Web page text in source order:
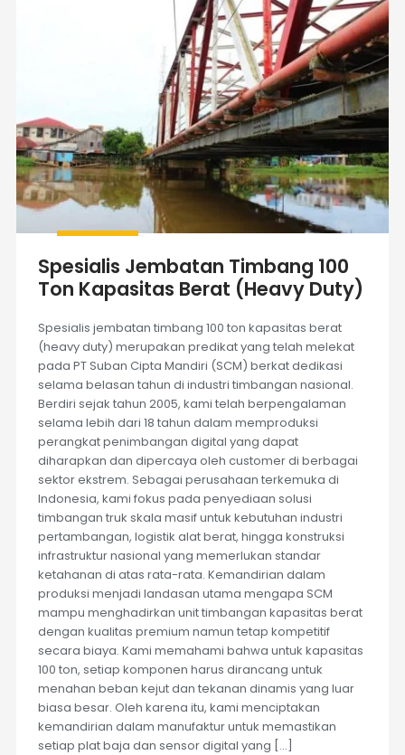
Spesialis Jembatan Timbang 100
Ton Kapasitas Berat (Heavy Duty)
Spesialis jembatan timbang 100 ton kapasitas berat
(heavy duty) merupakan predikat yang telah melekat
pada PT Suban Cipta Mandiri (SCM) berkat dedikasi
selama belasan tahun di industri timbangan nasional.
Berdiri sejak tahun 2005, kami telah berpengalaman
selama lebih dari 18 tahun dalam memproduksi
perangkat penimbangan digital yang dapat
diharapkan dan dipercaya oleh customer di berbagai
sektor ekstrem. Sebagai perusahaan terkemuka di
Indonesia, kami fokus pada penyediaan solusi
timbangan truk skala masif untuk kebutuhan industri
pertambangan, logistik alat berat, hingga konstruksi
infrastruktur nasional yang memerlukan standar
ketahanan di atas rata-rata. Kemandirian dalam
produksi menjadi landasan utama mengapa SCM
mampu menghadirkan unit timbangan kapasitas berat
dengan kualitas premium namun tetap kompetitif
secara biaya. Kami memahami bahwa untuk kapasitas
100 ton, setiap komponen harus dirancang untuk
menahan beban kejut dan tekanan dinamis yang luar
biasa besar. Oleh karena itu, kami menciptakan
kemandirian dalam manufaktur untuk memastikan
setiap plat baja dan sensor digital yang […]